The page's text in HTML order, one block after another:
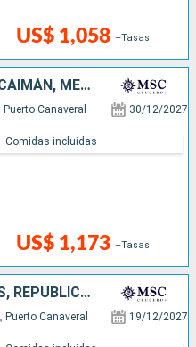
US$ 1,058 +Tasas
BAHAMAS, JAMAICA, ISLAS CAIMÁN, MÉXICO, ESTADOS UNIDOS
Puerto Canaveral 30/12/2027
US$ 1,173 +Tasas
Comidas incluidas
BAHAMAS, ESTADOS UNIDOS, REPÚBLICA DOMINICANA
Puerto Canaveral 19/12/2027